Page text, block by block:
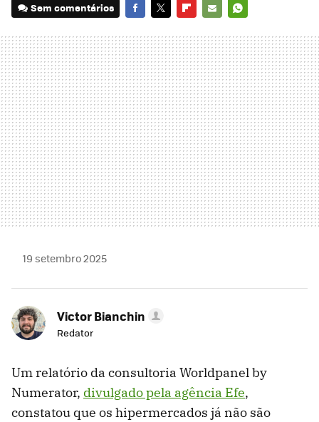
Sem comentários
MAIL
19 setembro 2025
Victor Bianchin
Redator
Um relatório da consultoria Worldpanel by
Numerator, divulgado pela agência Efe,
constatou que os hipermercados já não são